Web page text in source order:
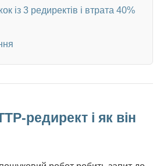
із 3 редиректів і втрата 40%
редирект і як він